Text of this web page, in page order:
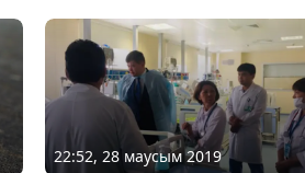
22:52, 28 маусым 2019